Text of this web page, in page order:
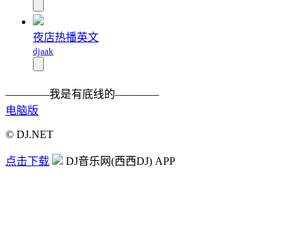
夜店热播英文
djaak
————我是有底线的————
电脑版
© DJ.NET
点击下载 DJ音乐网(西西DJ) APP